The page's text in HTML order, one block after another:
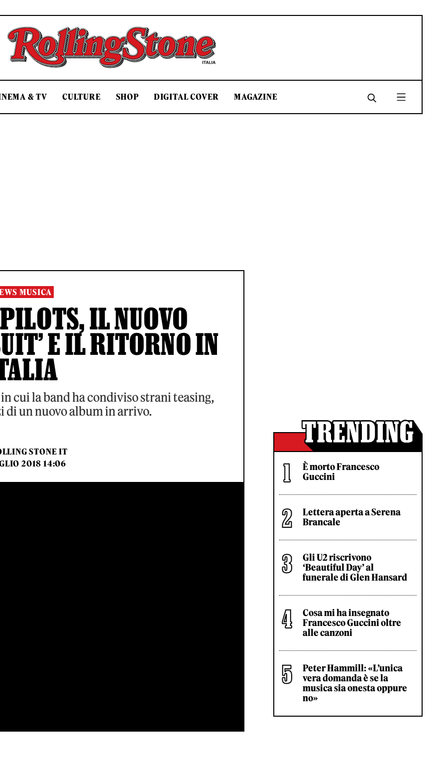
Rolling Stone Italia
& TV CULTURE SHOP DIGITAL COVER MAGAZINE
MUSICA
IL NUOVO
E IL RITORNO IN
cui la band ha condiviso strani teasing,
un nuovo album in arrivo.
STONE IT
2018 14:06
È morto Francesco
Guccini
Lettera aperta a Serena
Brancale
Gli U2 riscrivono
‘Beautiful Day’ al
funerale di Glen Hansard
Cosa mi ha insegnato
Francesco Guccini oltre
alle canzoni
Peter Hammill: «L’unica
vera domanda è se la
musica sia onesta oppure
no»